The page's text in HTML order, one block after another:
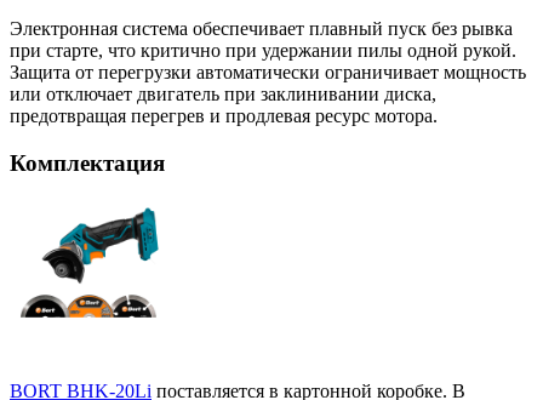
Электронная система обеспечивает плавный пуск без рывка
при старте, что критично при удержании пилы одной рукой.
Защита от перегрузки автоматически ограничивает мощность
или отключает двигатель при заклинивании диска,
предотвращая перегрев и продлевая ресурс мотора.
Комплектация
BORT BHK-20Li поставляется в картонной коробке. В